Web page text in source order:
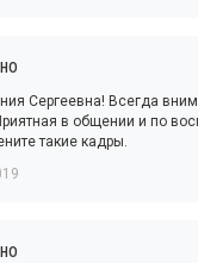
Сергеевна! Всегда
в общении и по
такие кадры.